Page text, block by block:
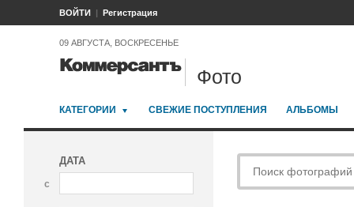
ВОЙТИ Регистрация
09 АВГУСТА, ВОСКРЕСЕНЬЕ
Фото
КАТЕГОРИИ СВЕЖИЕ ПОСТУПЛЕНИЯ АЛЬБОМЫ
ДАТА
с